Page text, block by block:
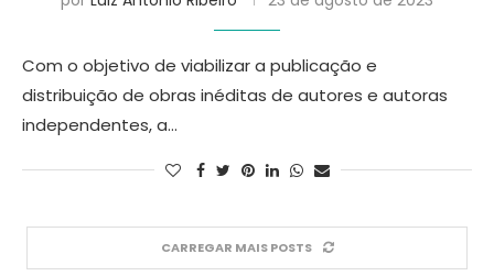
Com o objetivo de viabilizar a publicação e
distribuição de obras inéditas de autores e autoras
independentes, a…
CARREGAR MAIS POSTS